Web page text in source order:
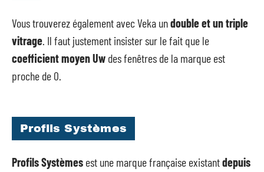
Vous trouverez également avec Veka undouble et un triple
vitrage. Il faut justement insister sur le fait que le
coefficient moyen Uw des fenêtres de la marque est
proche de 0.
Profils Systèmes
Profils Systèmes est une marque française existantdepuis